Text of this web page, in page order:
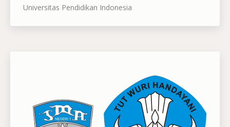
Universitas Pendidikan Indonesia